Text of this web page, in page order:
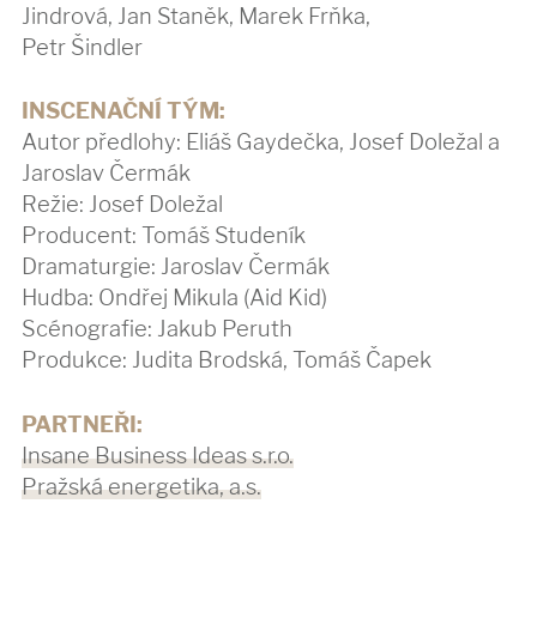
Jindrová, Jan Staněk, Marek Frňka,
Petr Šindler
INSCENAČNÍ TÝM:
Autor předlohy: Eliáš Gaydečka, Josef Doležal a
Jaroslav Čermák
Režie: Josef Doležal
Producent: Tomáš Studeník
Dramaturgie: Jaroslav Čermák
Hudba: Ondřej Mikula (Aid Kid)
Scénografie: Jakub Peruth
Produkce: Judita Brodská, Tomáš Čapek
PARTNEŘI:
Insane Business Ideas s.r.o.
Pražská energetika, a.s.